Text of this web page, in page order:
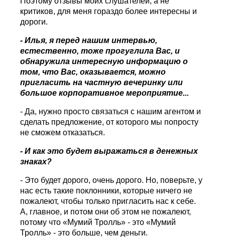
критиков, для меня гораздо более интересны и
дороги.
- Илья, я перед нашим интервью,
естественно, тоже прогуглила Вас, и
обнаружила интересную информацию о
том, что Вас, оказывается, можно
пригласить на частную вечеринку или
большое корпоративное мероприятие...
- Да, нужно просто связаться с нашим агентом и
сделать предложение, от которого мы попросту
не сможем отказаться.
- И как это будет выражаться в денежных
знаках?
- Это будет дорого, очень дорого. Но, поверьте, у
нас есть такие поклонники, которые ничего не
пожалеют, чтобы только пригласить нас к себе.
А, главное, и потом они об этом не пожалеют,
потому что «Мумий Тролль» - это «Мумий
Тролль» - это больше, чем деньги.